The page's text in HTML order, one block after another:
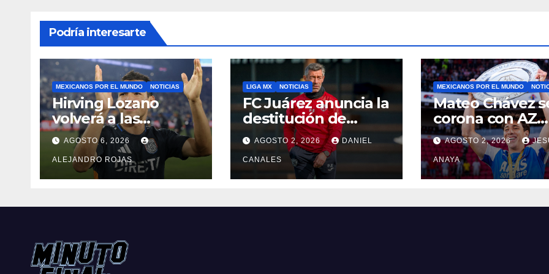
Podría interesarte
MEXICANOS POR EL MUNDO NOTICIAS
Hirving Lozano
volverá a las
canchas con LA
Galaxy
AGOSTO 6, 2026
ALEJANDRO ROJAS
LIGA MX NOTICIAS
FC Juárez anuncia la
destitución de
Pedro Caixinha
AGOSTO 2, 2026 DANIEL
CANALES
MEXICANOS POR EL MUNDO
Mateo Chávez
corona con AZ
Alkmaar en la
Supercopa de
Países Bajos
AGOSTO 2, 2026
ANAYA